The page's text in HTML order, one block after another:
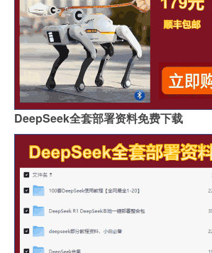
DeepSeek全套部署资料免费下载